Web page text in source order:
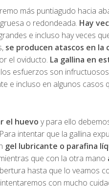
más puntiagudo hacia
o redondeada. Hay
e incluso hay veces
se producen atascos en la
el oviducto. La gallina en
esfuerzos son
e incluso en algunos casos
el huevo y para ello
intentar que la gallina
gel lubricante o parafina
que con la otra mano
hasta que lo veamos
con mucho